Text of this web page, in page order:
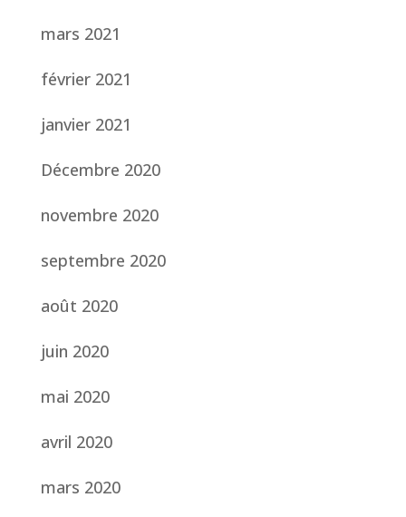
mars 2021
février 2021
janvier 2021
Décembre 2020
novembre 2020
septembre 2020
août 2020
juin 2020
mai 2020
avril 2020
mars 2020